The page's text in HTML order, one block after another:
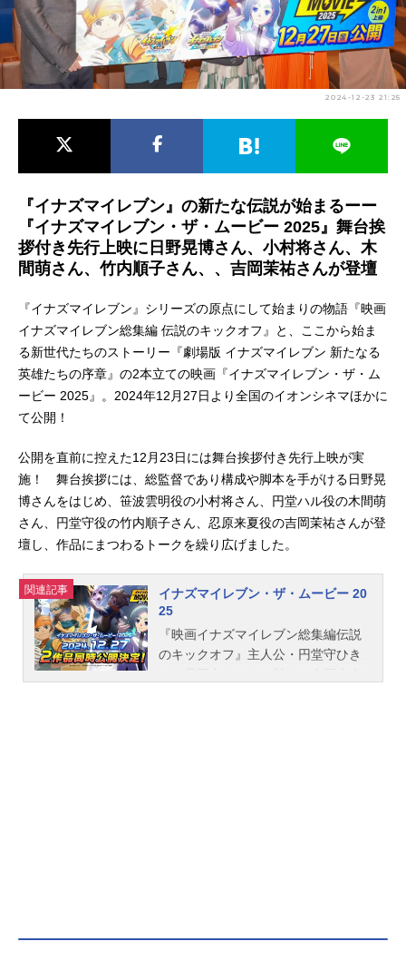
今期アニメ曜日別一覧
春アニメ 夏アニメ
男性声優/女性声優一覧
2024-12-23 21:25
『イナズマイレブン』の新たな伝説が始まるーー
『イナズマイレブン・ザ・ムービー 2025』舞台挨
拶付き先行上映に日野晃博さん、小村将さん、木
間萌さん、竹内順子さん、、吉岡茉祐さんが登壇
『イナズマイレブン』シリーズの原点にして始まりの物語『映画
イナズマイレブン総集編 伝説のキックオフ』と、ここから始ま
る新世代たちのストーリー『劇場版 イナズマイレブン 新たなる
英雄たちの序章』の2本立ての映画『イナズマイレブン・ザ・ム
ービー 2025』。2024年12月27日より全国のイオンシネマほかに
て公開！
公開を直前に控えた12月23日には舞台挨拶付き先行上映が実
施！ 舞台挨拶には、総監督であり構成や脚本を手がける日野晃
博さんをはじめ、笹波雲明役の小村将さん、円堂ハル役の木間萌
さん、円堂守役の竹内順子さん、忍原来夏役の吉岡茉祐さんが登
壇し、作品にまつわるトークを繰り広げました。
関連記事
イナズマイレブン・ザ・ムービー 20
25
『映画イナズマイレブン総集編伝説
のキックオフ』主人公・円堂守ひき